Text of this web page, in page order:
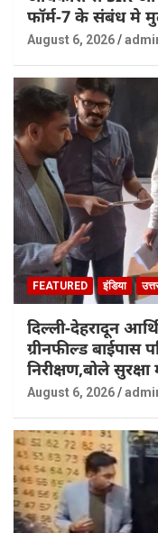
फॉर्म-7 के संबंध मे
August 6, 2026
FEATURED इंडिया
दिल्ली-देहरादून
ग्रीनफील्ड बाईपास
निरीक्षण,बोले
August 6, 2026